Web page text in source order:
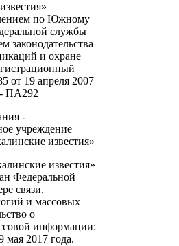
по Южному
службы
законодательства
и охране
19 апреля 2007
ПА292
-
учреждение
известия»
известия»
Федеральной
связи,
и массовых
о
информации:
2017 года.